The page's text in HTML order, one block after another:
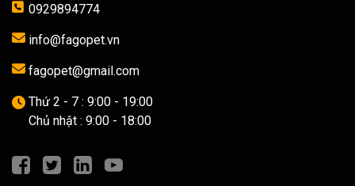
0929894774
info@fagopet.vn
fagopet@gmail.com
Thứ 2 - 7 : 9:00 - 19:00
Chủ nhật : 9:00 - 18:00